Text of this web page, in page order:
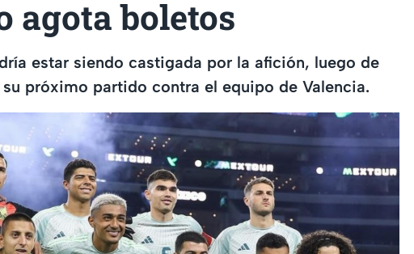
agota boletos
estar siendo castigada por la afición, luego de
próximo partido contra el equipo de Valencia.